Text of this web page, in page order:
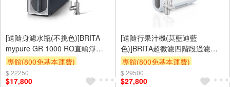
[送隨身濾水瓶(不挑色)]BRITA
mypure GR 1000 RO直輸淨水
系統
專館(800免基本運費)
滿額贈券
$ 22250
$17,800
[送隨行果汁機(莫藍迪藍
色)]BRITA超微濾四階段過濾系
統X9 硬水軟化型(贈品為安裝時
送達,送完為止)
專館(800免基本運費)
滿額贈券
$ 29500
$27,800